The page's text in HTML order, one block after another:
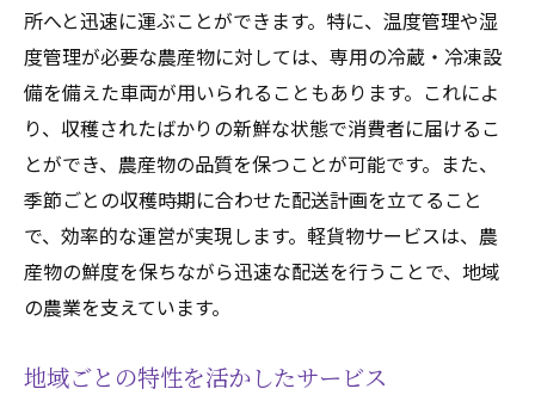
所へと迅速に運ぶことができます。特に、温度管理や湿
度管理が必要な農産物に対しては、専用の冷蔵・冷凍設
備を備えた車両が用いられることもあります。これによ
り、収穫されたばかりの新鮮な状態で消費者に届けるこ
とができ、農産物の品質を保つことが可能です。また、
季節ごとの収穫時期に合わせた配送計画を立てること
で、効率的な運営が実現します。軽貨物サービスは、農
産物の鮮度を保ちながら迅速な配送を行うことで、地域
の農業を支えています。
地域ごとの特性を活かしたサービス